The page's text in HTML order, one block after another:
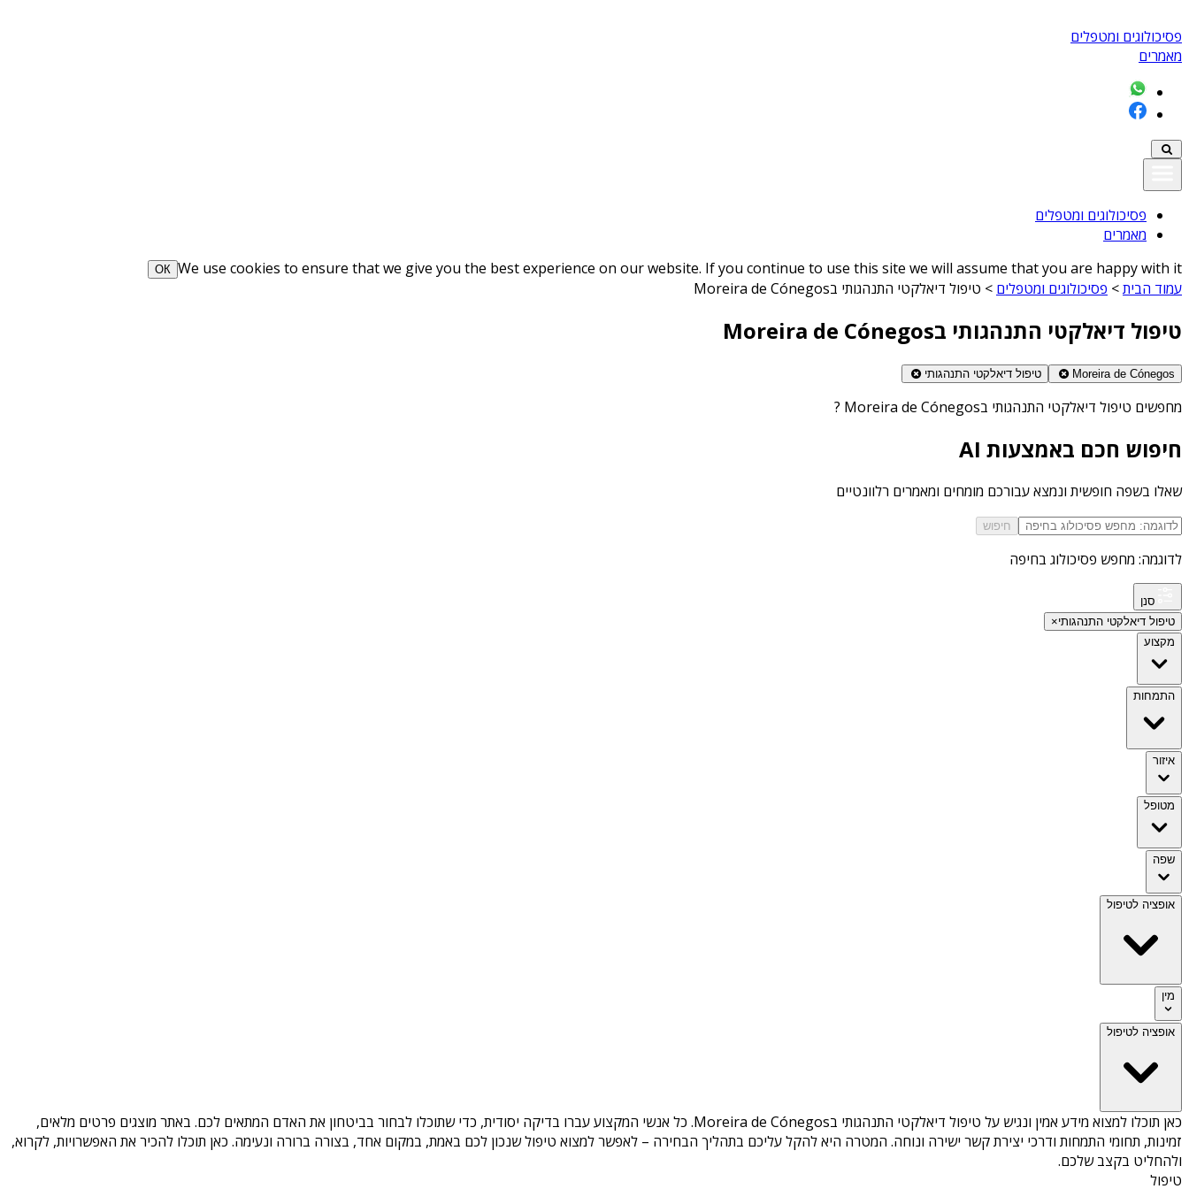
פסיכולוגים ומטפלים
מאמרים
פסיכולוגים ומטפלים
מאמרים
We use cookies to ensure that we give you the best experience on our website. If you continue to use this site we will assume that you are happy with it
ОК
עמוד הבית> פסיכולוגים ומטפלים > טיפול דיאלקטי התנהגותי בMoreira de Cónegos
טיפול דיאלקטי התנהגותי בMoreira de Cónegos
Moreira de Cónegos טיפול דיאלקטי התנהגותי
מחפשים טיפול דיאלקטי התנהגותי בMoreira de Cónegos ?
חיפוש חכם באמצעות AI
שאלו בשפה חופשית ונמצא עבורכם מומחים ומאמרים רלוונטיים
חיפוש
לדוגמה: מחפש פסיכולוג בחיפה
סנן
טיפול דיאלקטי התנהגותי×
מקצוע
התמחות
איזור
מטופל
שפה
אופציה לטיפול
מין
אופציה לטיפול
כאן תוכלו למצוא מידע אמין ונגיש על טיפול דיאלקטי התנהגותי בMoreira de Cónegos
. כל אנשי המקצוע עברו בדיקה יסודית, כדי שתוכלו לבחור בביטחון את האדם המתאים לכם. באתר מוצגים פרטים מלאים,
זמינות, תחומי התמחות ודרכי יצירת קשר ישירה ונוחה. המטרה היא להקל עליכם בתהליך הבחירה – לאפשר למצוא טיפול שנכון לכם באמת, במקום אחד, בצורה ברורה ונעימה. כאן תוכלו להכיר את האפשרויות, לקרוא,
ולהחליט בקצב שלכם.
טיפול